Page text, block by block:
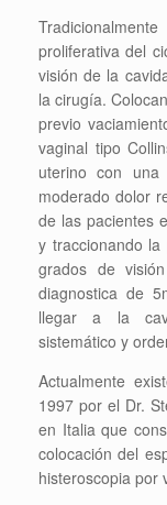
proliferativa del
visión de la
la cirugía.
previo
vaginal tipo
uterino con
moderado dolor
de las pacientes
y traccionando
grados de
diagnostica de
llegar a la
sistemático y
Actualmente
1997 por el Dr.
en Italia que
colocación del
histeroscopia por